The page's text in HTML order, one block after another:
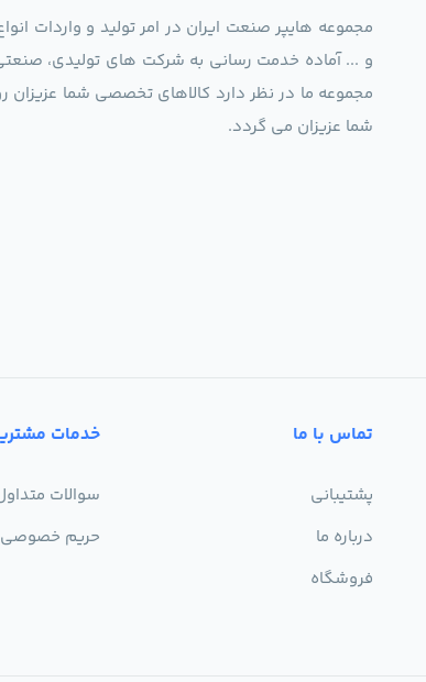
مجموعه هایپر صنعت ایران در امر تولید و واردات
و ... آماده خدمت رسانی به شرکت های تولیدی،
شما عزیزان می گردد.
تماس با ما
پشتیبانی
درباره ما
فروشگاه
خدمات
سوالات
حریم خصوصی